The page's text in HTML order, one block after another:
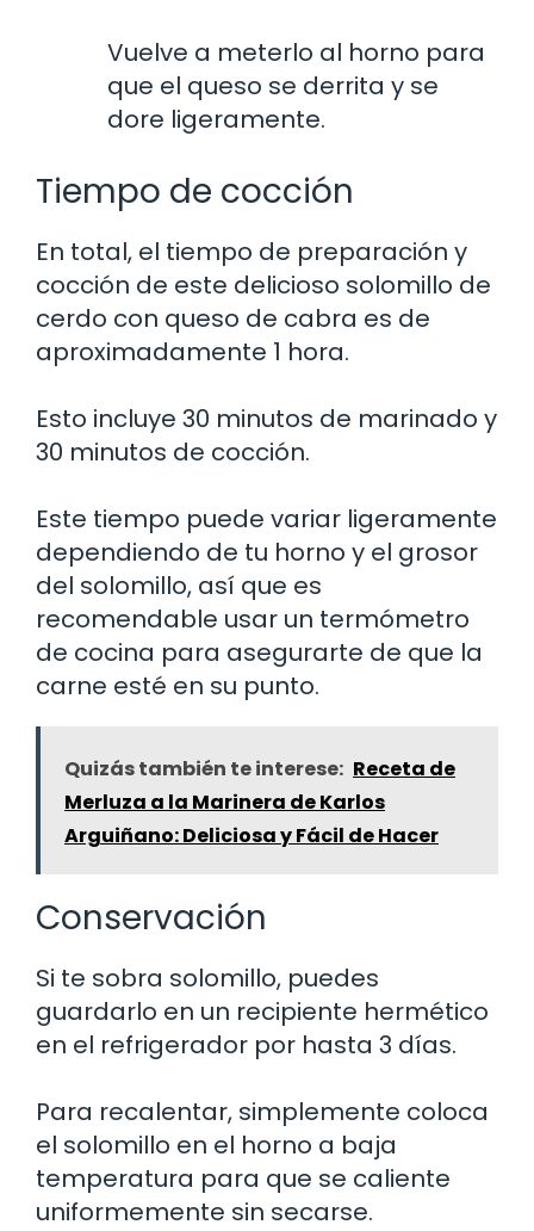
Vuelve a meterlo al horno para
que el queso se derrita y se
dore ligeramente.
Tiempo de cocción
En total, el tiempo de preparación y
cocción de este delicioso solomillo de
cerdo con queso de cabra es de
aproximadamente 1 hora.
Esto incluye 30 minutos de marinado y
30 minutos de cocción.
Este tiempo puede variar ligeramente
dependiendo de tu horno y el grosor
del solomillo, así que es
recomendable usar un termómetro
de cocina para asegurarte de que la
carne esté en su punto.
Quizás también te interese: Receta de
Merluza a la Marinera de Karlos
Arguiñano: Deliciosa y Fácil de Hacer
Conservación
Si te sobra solomillo, puedes
guardarlo en un recipiente hermético
en el refrigerador por hasta 3 días.
Para recalentar, simplemente coloca
el solomillo en el horno a baja
temperatura para que se caliente
uniformemente sin secarse.